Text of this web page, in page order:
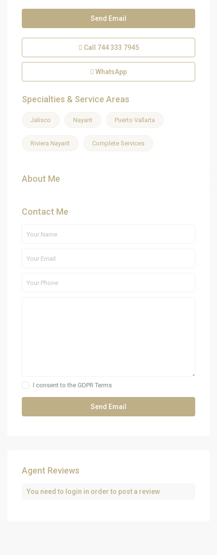
Send Email
Call 744 333 7945
WhatsApp
Specialties & Service Areas
Jalisco Nayarit Puerto Vallarta
Riviera Nayarit Complete Services
About Me
Contact Me
I consent to the GDPR Terms
Agent Reviews
You need to login in order to post a review